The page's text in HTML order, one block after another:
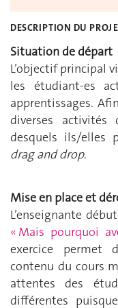
DESCRIPTION DU
Situation de départ
L’objectif principal
les étudiant-es
apprentissages.
diverses
desquels ils/elles
drag and drop.
Mise en place et
L’enseignante
« Mais pourquoi
exercice permet
contenu du cours
attentes des
différentes